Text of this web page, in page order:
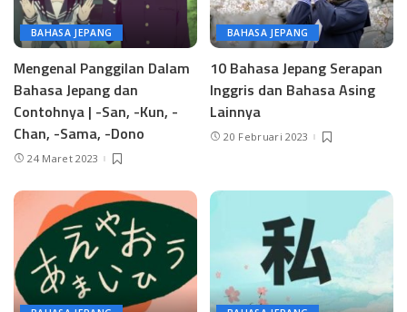
BAHASA JEPANG
Mengenal Panggilan Dalam
Bahasa Jepang dan
Contohnya | -San, -Kun, -
Chan, -Sama, -Dono
24 Maret 2023
BAHASA JEPANG
10 Bahasa Jepang Serapan
Inggris dan Bahasa Asing
Lainnya
20 Februari 2023